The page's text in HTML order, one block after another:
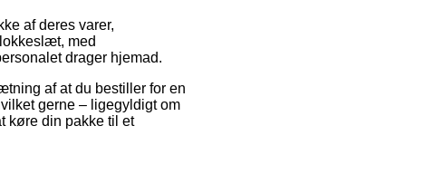
af deres varer,
med
drager hjemad.
af at du bestiller for en
gerne – ligegyldigt om
køre din pakke til et